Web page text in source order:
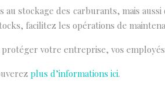
stockage des carburants, mais
facilitez les opérations de
votre entreprise, vos
plus d’informations ici.